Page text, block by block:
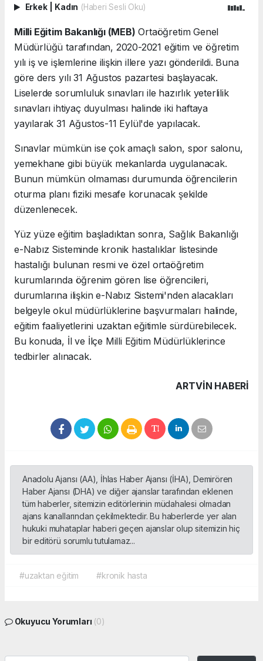
Erkek Kadın (Haberi Sesli Oku)
Milli Eğitim Bakanlığı (MEB) Ortaöğretim Genel
Müdürlüğü tarafından, 2020-2021 eğitim ve öğretim
yılı iş ve işlemlerine ilişkin illere yazı gönderildi. Buna
göre ders yılı 31 Ağustos pazartesi başlayacak.
Liselerde sorumluluk sınavları ile hazırlık yeterlilik
sınavları ihtiyaç duyulması halinde iki haftaya
yayılarak 31 Ağustos-11 Eylül'de yapılacak.
Sınavlar mümkün ise çok amaçlı salon, spor salonu,
yemekhane gibi büyük mekanlarda uygulanacak.
Bunun mümkün olmaması durumunda öğrencilerin
oturma planı fiziki mesafe korunacak şekilde
düzenlenecek.
Yüz yüze eğitim başladıktan sonra, Sağlık Bakanlığı
e-Nabız Sisteminde kronik hastalıklar listesinde
hastalığı bulunan resmi ve özel ortaöğretim
kurumlarında öğrenim gören lise öğrencileri,
durumlarına ilişkin e-Nabız Sistemi'nden alacakları
belgeyle okul müdürlüklerine başvurmaları halinde,
eğitim faaliyetlerini uzaktan eğitimle sürdürebilecek.
Bu konuda, İl ve İlçe Milli Eğitim Müdürlüklerince
tedbirler alınacak.
ARTVIN HABERİ
Anadolu Ajansı (AA), İhlas Haber Ajansı (İHA), Demirören
Haber Ajansı (DHA) ve diğer ajanslar tarafından eklenen
tüm haberler, sitemizin editörlerinin müdahalesi olmadan
ajans kanallarından çekilmektedir. Bu haberlerde yer alan
hukuki muhataplar haberi geçen ajanslar olup sitemizin hiç
bir editörü sorumlu tutulamaz...
#uzaktan eğitim #kronik hasta
Okuyucu Yorumları (0)